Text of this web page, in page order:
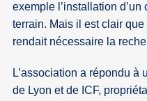
exemple l’installation
terrain. Mais il est clair
rendait nécessaire la
L’association a répondu
de Lyon et de ICF,